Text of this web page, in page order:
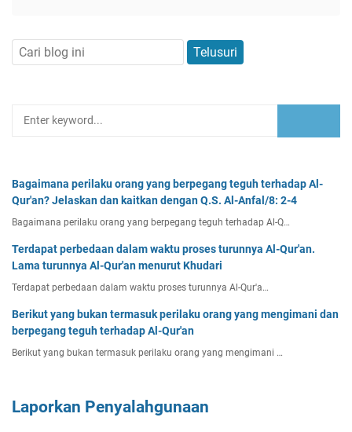
Bagaimana perilaku orang yang berpegang teguh terhadap Al-
Qur'an? Jelaskan dan kaitkan dengan Q.S. Al-Anfal/8: 2-4
Bagaimana perilaku orang yang berpegang teguh terhadap Al-Q…
Terdapat perbedaan dalam waktu proses turunnya Al-Qur'an.
Lama turunnya Al-Qur'an menurut Khudari
Terdapat perbedaan dalam waktu proses turunnya Al-Qur'a…
Berikut yang bukan termasuk perilaku orang yang mengimani dan
berpegang teguh terhadap Al-Qur'an
Berikut yang bukan termasuk perilaku orang yang mengimani …
Laporkan Penyalahgunaan